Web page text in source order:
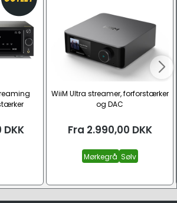
DKK
WiiM Ultra streamer, forforstærker
og DAC
Fra 2.990,00 DKK
Mørkegrå Sølv